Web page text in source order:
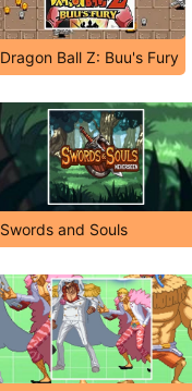
Dragon Ball Z: Buu's Fury
Swords and Souls